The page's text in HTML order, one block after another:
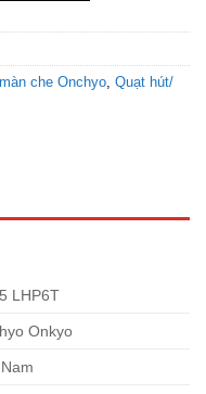
che Onchyo, Quạt hút/
LHP6T
Onkyo